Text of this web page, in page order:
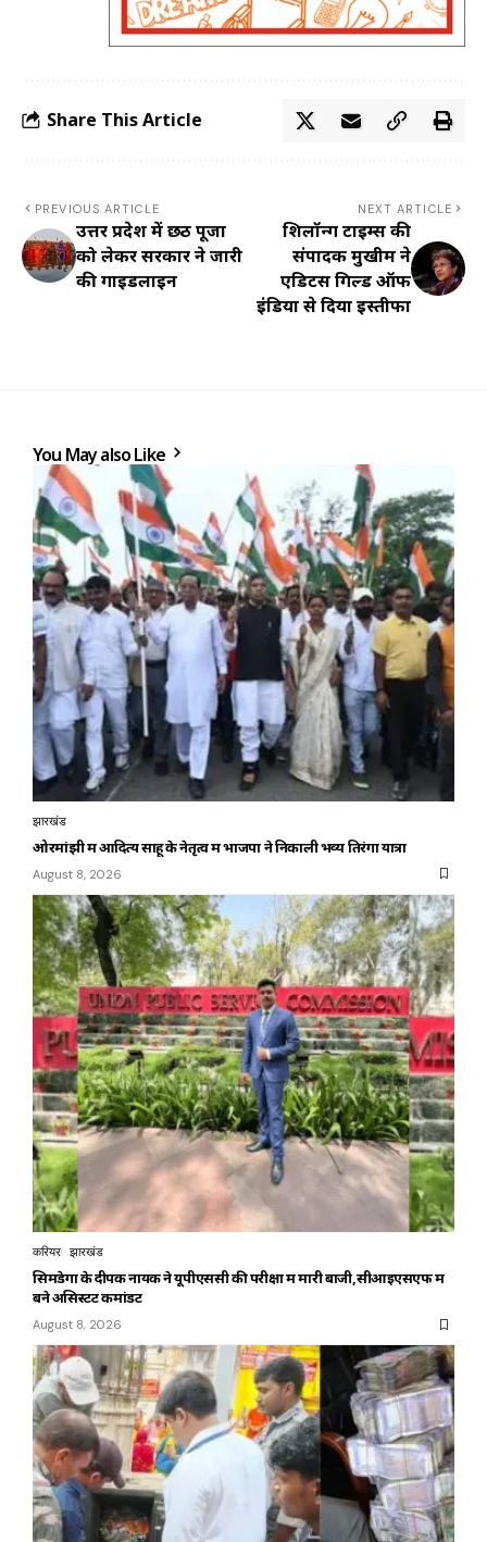
Share This Article
PREVIOUS ARTICLE
उत्तर प्रदेश में छठ पूजा
को लेकर सरकार ने जारी
की गाइडलाइन
NEXT ARTICLE
शिलॉन्ग टाइम्स की
संपादक मुखीम ने
एडिटर्स गिल्ड ऑफ
इंडिया से दिया इस्तीफा
You May also Like
झारखंड
ओरमांझी में आदित्य साहू के नेतृत्व में भाजपा ने निकाली भव्य तिरंगा यात्रा
August 8, 2026
करियर झारखंड
सिमडेगा के दीपक नायक ने यूपीएससी की परीक्षा में मारी बाजी,सीआइएसएफ में
बने असिस्टेंट कमांडेंट
August 8, 2026